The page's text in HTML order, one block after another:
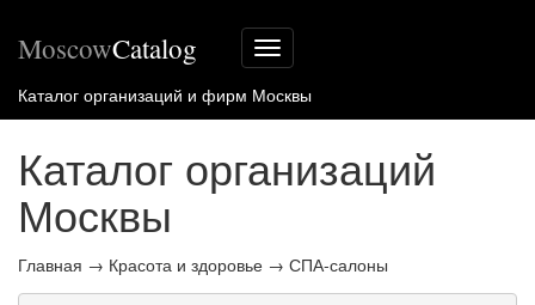
Меню
сайта
MoscowCatalog
Каталог организаций и фирм Москвы
Каталог организаций
Москвы
Главная → Красота и здоровье → СПА-салоны